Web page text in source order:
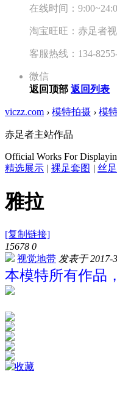
在线时间：
淘宝旺旺：赤足者
客服热线：134-
微信
返回顶部 返回列表
viczz.com › 模特拍摄 › 模
赤足者主站作品
Official Works For
精选展示 | 裸足套图 | 丝
雅拉
[复制链接]
15678 0
视觉地带 发表于 2017-
本模特所有作品